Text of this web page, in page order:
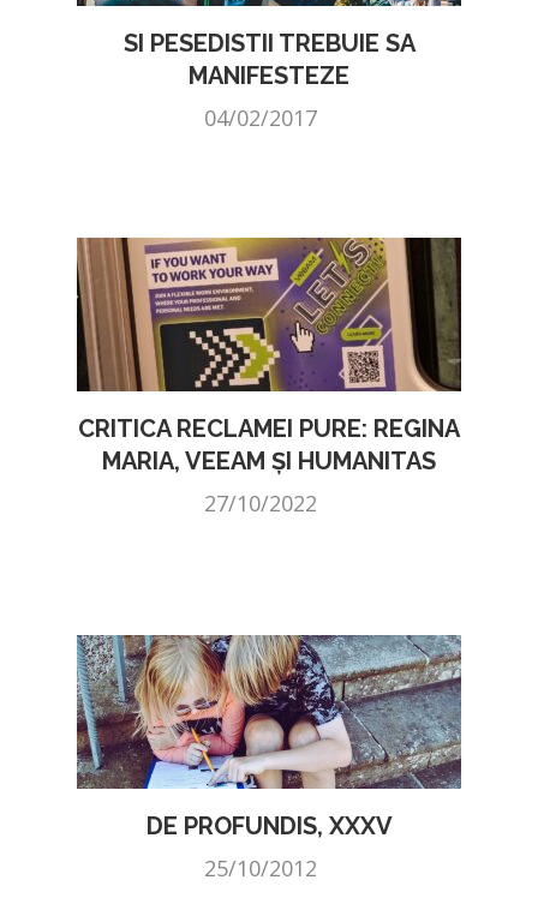
SI PESEDISTII TREBUIE SA
MANIFESTEZE
04/02/2017
CRITICA RECLAMEI PURE: REGINA
MARIA, VEEAM ȘI HUMANITAS
27/10/2022
DE PROFUNDIS, XXXV
25/10/2012